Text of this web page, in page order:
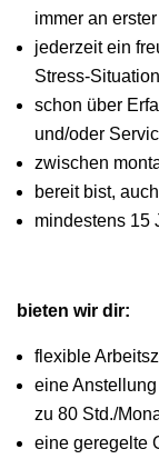
immer an
jederzeit ein
Stress-
schon über
und/oder
zwischen
bereit bist,
mindestens 15
bieten wir dir:
flexible
eine
zu 80 Std./
eine geregelte